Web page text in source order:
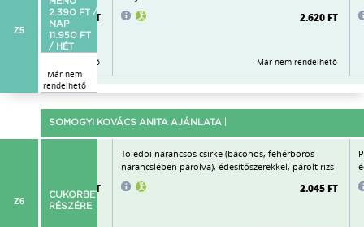
Z5
2.390 FT /
NAP
11.950 FT
/ HÉT
Már nem
rendelhető
2.705 FT
Már nem rendelhető
2.620 FT
Már nem rendelhető
SOMOGYI KOVÁCS ANITA AJÁNLATA
Z6
CUKORBETEGEK
RÉSZÉRE
2.055 FT
Toledoi narancsos csirke (baconos, fehérboros
narancslében párolva), édesítőszerekkel, párolt rizs
2.045 FT